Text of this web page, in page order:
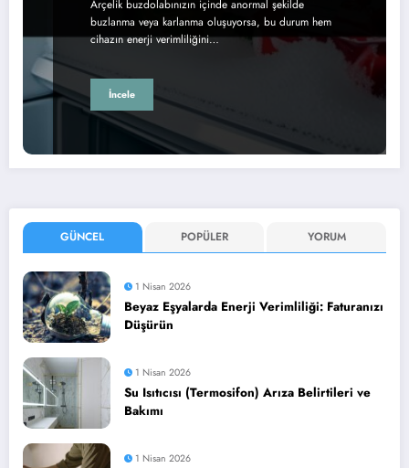
Arçelik buzdolabınızın içinde anormal şekilde
buzlanma veya karlanma oluşuyorsa, bu durum hem
cihazın enerji verimliliğini…
İncele
GÜNCEL POPÜLER YORUM
1 Nisan 2026
Beyaz Eşyalarda Enerji Verimliliği: Faturanızı
Düşürün
1 Nisan 2026
Su Isıtıcısı (Termosifon) Arıza Belirtileri ve
Bakımı
1 Nisan 2026